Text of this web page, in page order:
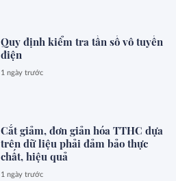
Quy định kiểm tra tần số vô tuyến
điện
1 ngày trước
Cắt giảm, đơn giản hóa TTHC dựa
trên dữ liệu phải đảm bảo thực
chất, hiệu quả
1 ngày trước